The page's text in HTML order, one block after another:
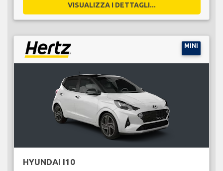
VISUALIZZA I DETTAGLI...
MINI
HYUNDAI I10